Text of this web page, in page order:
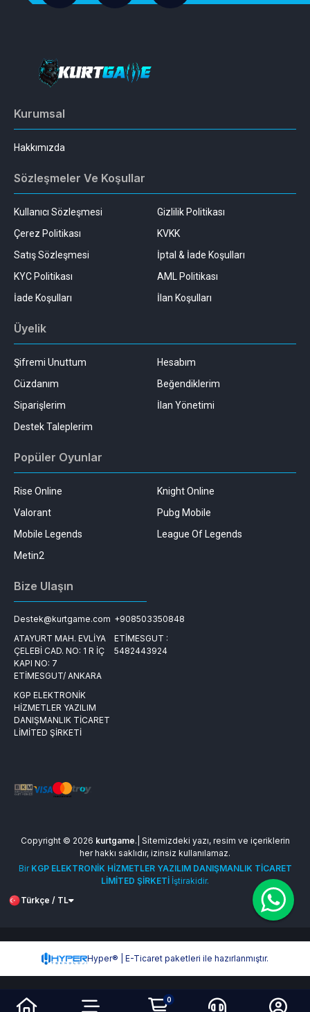
0
Kurumsal
Hakkımızda
Sözleşmeler Ve Koşullar
Kullanıcı Sözleşmesi
Gizlilik Politikası
Çerez Politikası
KVKK
Satış Sözleşmesi
İptal & İade Koşulları
KYC Politikası
AML Politikası
İade Koşulları
İlan Koşulları
Üyelik
Şifremi Unuttum
Hesabım
Cüzdanım
Beğendiklerim
Siparişlerim
İlan Yönetimi
Destek Taleplerim
Popüler Oyunlar
Rise Online
Knight Online
Valorant
Pubg Mobile
Mobile Legends
League Of Legends
Metin2
Bize Ulaşın
Destek@kurtgame.com +908503350848
ATAYURT MAH. EVLİYA
ÇELEBİ CAD. NO: 1 R İÇ
KAPI NO: 7
ETİMESGUT/ ANKARA
ETİMESGUT :
5482443924
KGP ELEKTRONİK
HİZMETLER YAZILIM
DANIŞMANLIK TİCARET
LİMİTED ŞİRKETİ
Copyright © 2026 kurtgame.| Sitemizdeki yazı, resim ve içeriklerin
her hakkı saklıdır, izinsiz kullanılamaz.
Bir KGP ELEKTRONİK HİZMETLER YAZILIM DANIŞMANLIK TİCARET
LİMİTED ŞİRKETİ İştirakidir.
Türkçe / TL
Hyper® | E-Ticaret paketleri ile hazırlanmıştır.